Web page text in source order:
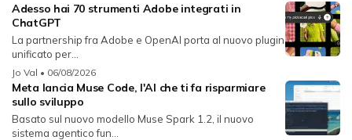
Adesso hai 70 strumenti Adobe integrati in
ChatGPT
La partnership fra Adobe e OpenAI porta al nuovo plugin
unificato per...
Jo Val • 06/08/2026
Meta lancia Muse Code, l'AI che ti fa risparmiare
sullo sviluppo
Basato sul nuovo modello Muse Spark 1.2, il nuovo
sistema agentico fun...